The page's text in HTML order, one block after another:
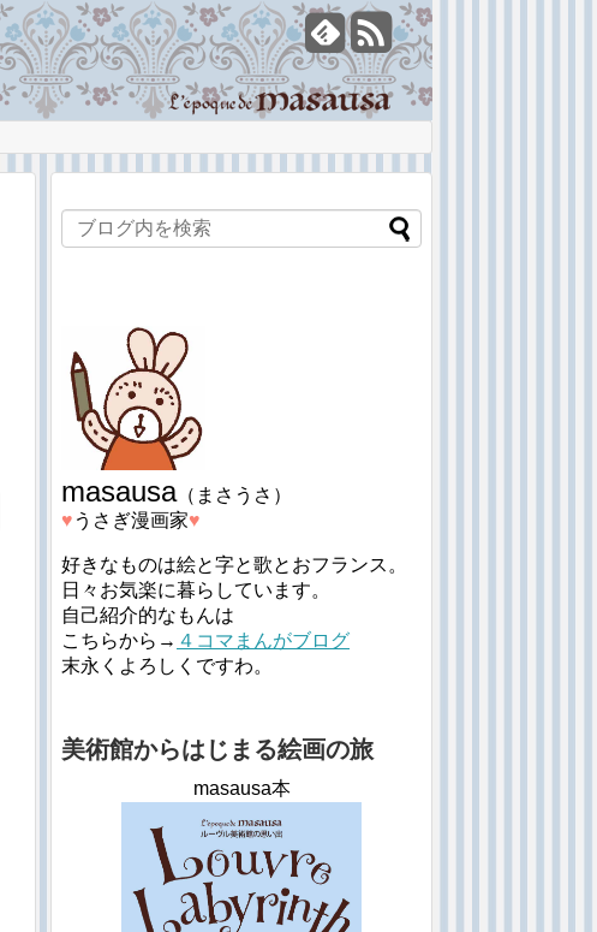
masausa（まさうさ）
♥︎ うさぎ漫画家♥︎
好きなものは絵と字と歌とおフランス。
日々お気楽に暮らしています。
自己紹介的なもんは
こちらから→ ４コマまんがブログ
末永くよろしくですわ。
美術館からはじまる絵画の旅
masausa本